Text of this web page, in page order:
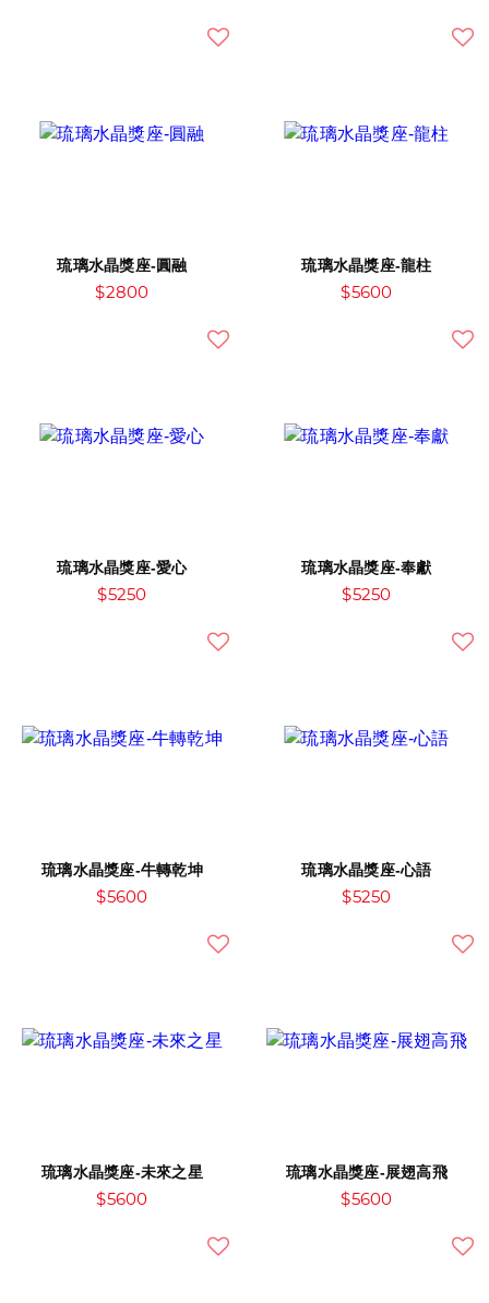
琉璃水晶獎座-圓融
$2800
琉璃水晶獎座-龍柱
$5600
琉璃水晶獎座-愛心
$5250
琉璃水晶獎座-奉獻
$5250
琉璃水晶獎座-牛轉乾坤
$5600
琉璃水晶獎座-心語
$5250
琉璃水晶獎座-未來之星
$5600
琉璃水晶獎座-展翅高飛
$5600